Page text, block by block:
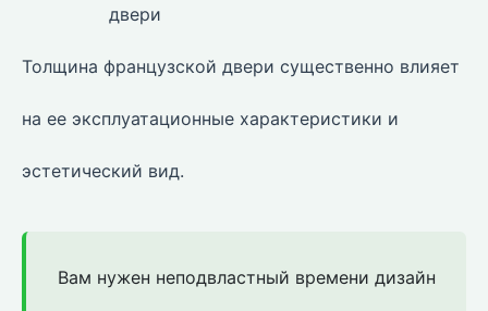
двери
Толщина французской двери существенно влияет
на ее эксплуатационные характеристики и
эстетический вид.
Вам нужен неподвластный времени дизайн